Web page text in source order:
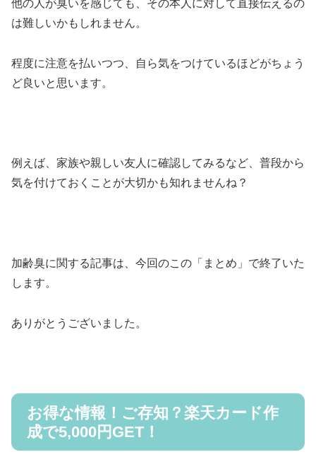
他の人が臭いを感じても、その本人に対して直接伝えるの
は難しいかもしれません。
程度に注意を払いつつ、自ら気をつけているほどがちょう
ど良いと思います。
例えば、家族や親しい友人に確認してみるなど、普段から
気を付けておくことが大切かも知れませんね？
加齢臭に関する記事は、今回のこの「まとめ」で終了いた
します。
ありがとうございました。
お得な情報！ご存知？楽天カード作
成で5,000円GET！